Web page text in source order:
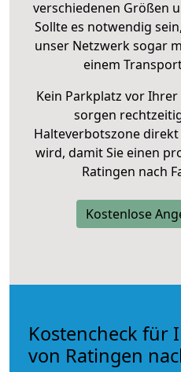
verschiedenen Größen
Sollte es notwendig
unser Netzwerk sogar
einem
Kein Parkplatz vor
sorgen
Halteverbotszone
wird, damit Sie einen
Ratingen nach
Kostenlose
Kostencheck für
von Ratingen